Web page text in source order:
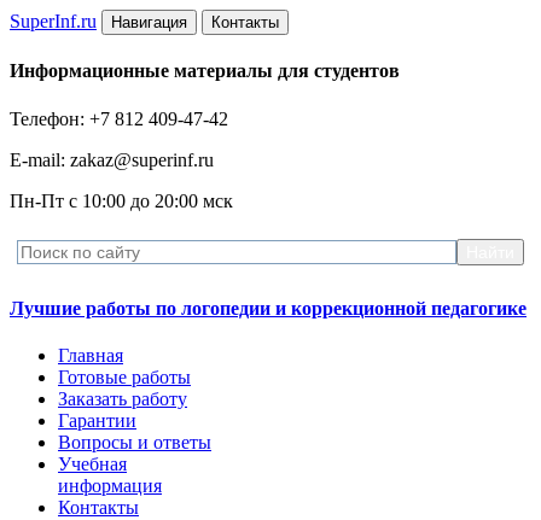
SuperInf.ru Навигация Контакты
Информационные материалы для студентов
Телефон: +7 812 409-47-42
E-mail: zakaz@superinf.ru
Пн-Пт с 10:00 до 20:00 мск
Лучшие работы по логопедии и коррекционной педагогике
Главная
Готовые работы
Заказать работу
Гарантии
Вопросы и ответы
Учебная
информация
Контакты